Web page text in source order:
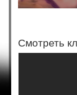
Смотреть